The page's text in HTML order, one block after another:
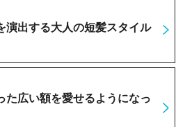
演出する大人の短髪スタイル
た広い額を愛せるようになっ